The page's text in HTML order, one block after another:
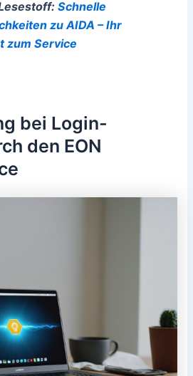
Schnelle
zu AIDA – Ihr
zum Service
bei Login-
den EON